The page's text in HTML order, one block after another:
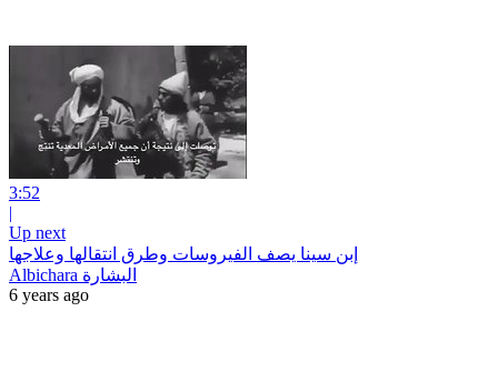
3:52
|
Up next
إبن سينا يصف الفيروسات وطرق انتقالها وعلاجها
Albichara البشارة
6 years ago